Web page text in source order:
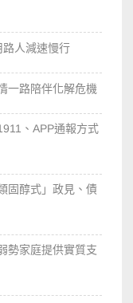
人減速慢行
一路陪伴化解危機
、APP通報方式
固醇式」政見、債
勢家庭提供實質支